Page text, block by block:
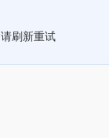
刷新重试